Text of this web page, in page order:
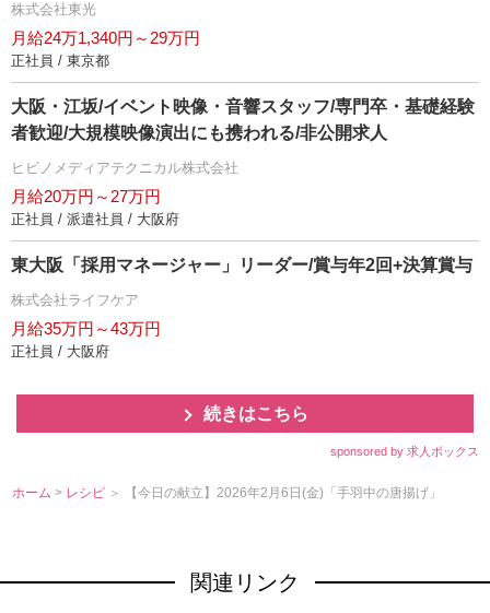
株式会社東光
月給24万1,340円～29万円
正社員 / 東京都
大阪・江坂/イベント映像・音響スタッフ/専門卒・基礎経験
者歓迎/大規模映像演出にも携われる/非公開求人
ヒビノメディアテクニカル株式会社
月給20万円～27万円
正社員 / 派遣社員 / 大阪府
東大阪「採用マネージャー」リーダー/賞与年2回+決算賞与
株式会社ライフケア
月給35万円～43万円
正社員 / 大阪府
続きはこちら
sponsored by 求人ボックス
ホーム > レシピ ＞ 【今日の献立】2026年2月6日(金)「手羽中の唐揚げ」
関連リンク